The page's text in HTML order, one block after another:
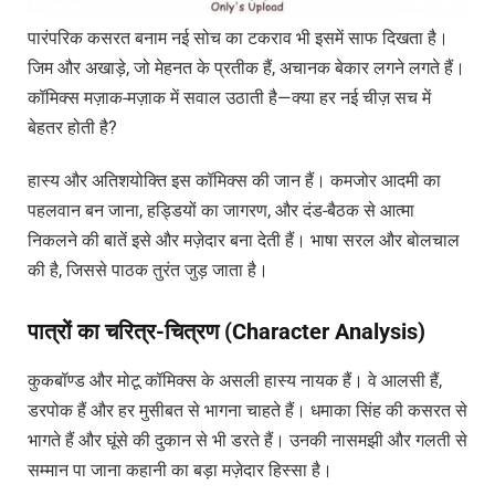
पारंपरिक कसरत बनाम नई सोच का टकराव भी इसमें साफ दिखता है।
जिम और अखाड़े, जो मेहनत के प्रतीक हैं, अचानक बेकार लगने लगते हैं।
कॉमिक्स मज़ाक-मज़ाक में सवाल उठाती है—क्या हर नई चीज़ सच में
बेहतर होती है?
हास्य और अतिशयोक्ति इस कॉमिक्स की जान हैं। कमजोर आदमी का
पहलवान बन जाना, हड्डियों का जागरण, और दंड-बैठक से आत्मा
निकलने की बातें इसे और मज़ेदार बना देती हैं। भाषा सरल और बोलचाल
की है, जिससे पाठक तुरंत जुड़ जाता है।
पात्रों का चरित्र-चित्रण (Character Analysis)
कुकबॉण्ड और मोटू कॉमिक्स के असली हास्य नायक हैं। वे आलसी हैं,
डरपोक हैं और हर मुसीबत से भागना चाहते हैं। धमाका सिंह की कसरत से
भागते हैं और घूंसे की दुकान से भी डरते हैं। उनकी नासमझी और गलती से
सम्मान पा जाना कहानी का बड़ा मज़ेदार हिस्सा है।